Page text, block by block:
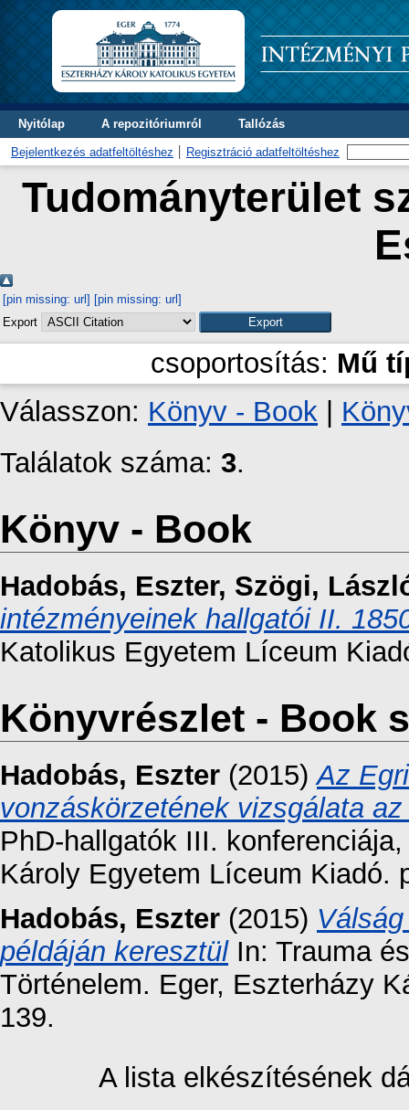
Nyitólap A repozitóriumról Tallózás
Bejelentkezés adatfeltöltéshez Regisztráció adatfeltöltéshez
Tudományterület
[pin missing: url] [pin missing: url]
Export
csoportosítás: Mű
Válasszon: Könyv - Book
Találatok száma: 3.
Könyv - Book
Hadobás, Eszter, Szögi,
intézményeinek hallgatói II.
Katolikus Egyetem Líceum
Könyvrészlet - Book
Hadobás, Eszter (2015)Az
vonzáskörzetének vizsgálata
PhD-hallgatók III.
Károly Egyetem Líceum Kiadó.
Hadobás, Eszter (2015)
példáján keresztülIn: Trauma
Történelem. Eger, Eszterházy
139.
A lista elkészítésének